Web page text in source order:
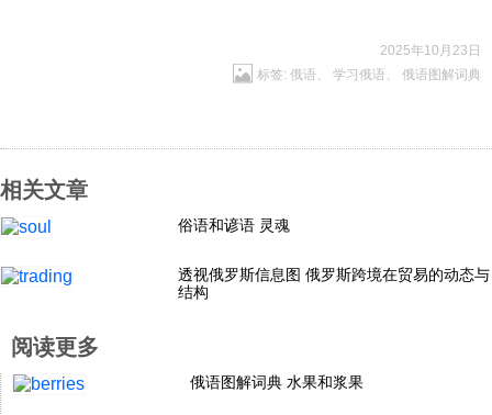
经济
科技
社会
文化
2025年10月23日
标签: 俄语、 学习俄语、 俄语图解词典
相关文章
俗语和谚语 灵魂
透视俄罗斯信息图 俄罗斯跨境在贸易的动态与
结构
阅读更多
俄语图解词典 水果和浆果